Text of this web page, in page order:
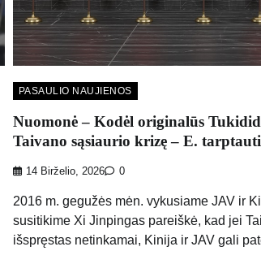
PASAULIO NAUJIENOS
Nuomonė – Kodėl originalūs
Taivano sąsiaurio krizę – E.
14 Birželio, 2026 0
2016 m. gegužės mėn. vykusiame JAV ir
susitikime Xi Jinpingas pareiškė, kad jei
išspręstas netinkamai, Kinija ir JAV gali